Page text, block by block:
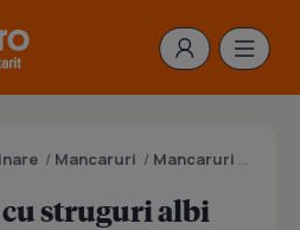
/ Mancaruri / Mancaruri cu carne
struguri albi